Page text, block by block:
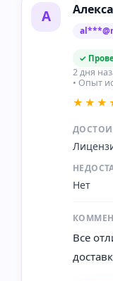
А
✓
2 дня
• Опыт
Нет
Все